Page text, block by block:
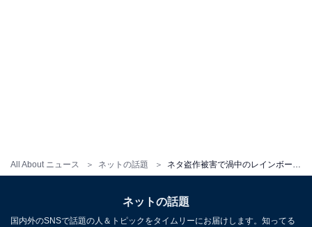
All About ニュース ネットの話題
ネットの話題
国内外のSNSで話題の人＆トピックをタイムリーにお届けします。知ってる